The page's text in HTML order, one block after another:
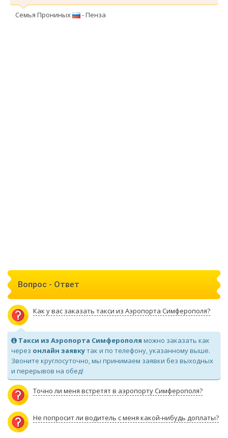
Семья Прониных - Пенза
Вопрос - Ответ
Как у вас заказать такси из Аэропорта Симферополя?
Такси из Аэропорта Симферополя можно заказать как
через онлайн заявкутак и по телефону, указанному выше.
Звоните круглосуточно, мы принимаем заявки без выходных
и перерывов на обед!
Точно ли меня встретят в аэропорту Симферополя?
Не попросит ли водитель с меня какой-нибудь доплаты?